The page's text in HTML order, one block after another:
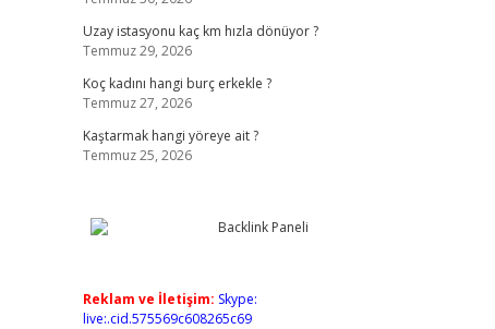
Uzay istasyonu kaç km hızla dönüyor ?
Temmuz 29, 2026
Koç kadını hangi burç erkekle ?
Temmuz 27, 2026
Kaştarmak hangi yöreye ait ?
Temmuz 25, 2026
Reklam ve İletişim: Skype:
live:.cid.575569c608265c69